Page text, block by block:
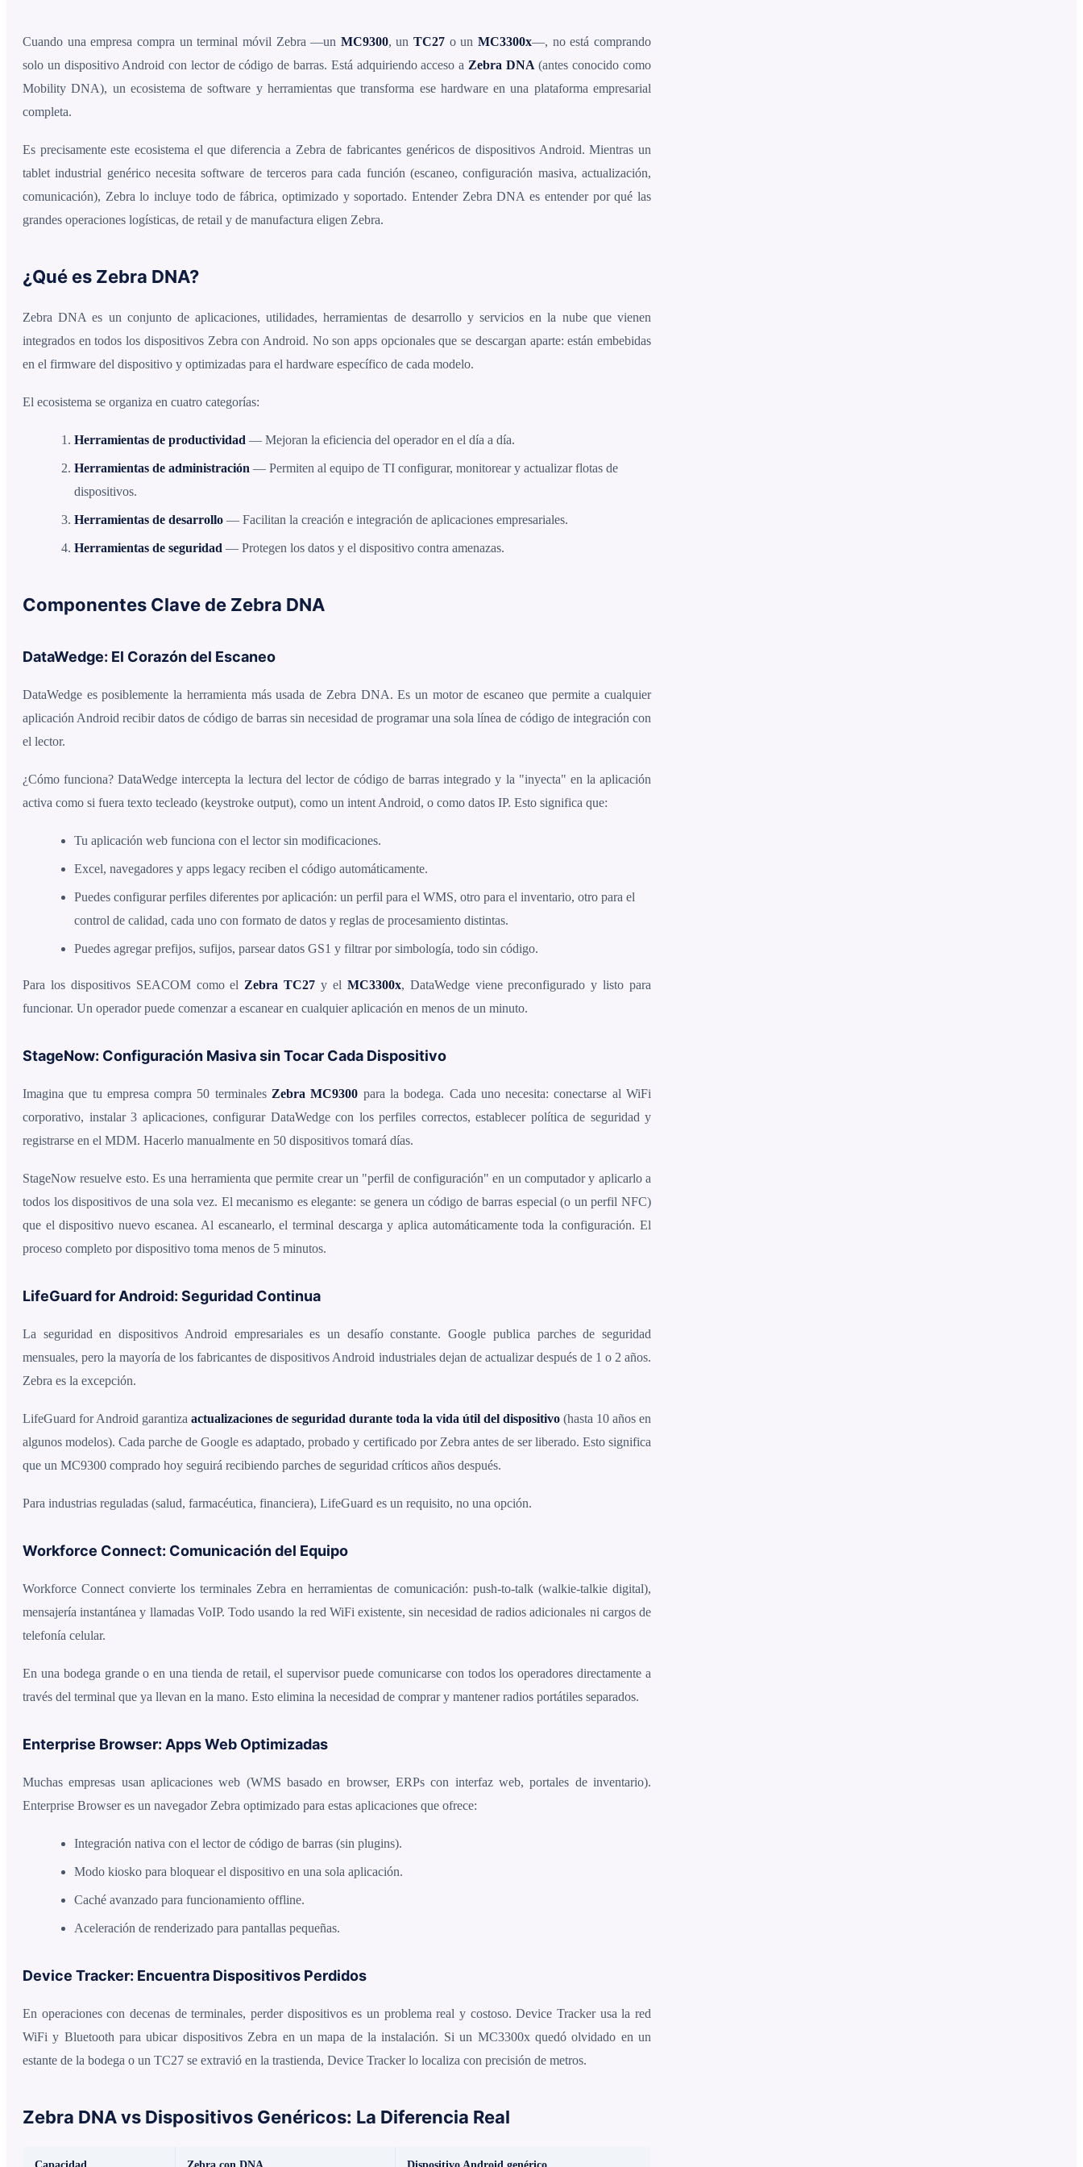
Cuando una empresa compra un terminal móvil Zebra —un MC9300, unTC27 o unMC3300x—, no está comprando
solo un dispositivo Android con lector de código de barras. Está adquiriendo acceso a Zebra DNA (antes conocido como
Mobility DNA), un ecosistema de software y herramientas que transforma ese hardware en una plataforma empresarial
completa.
Es precisamente este ecosistema el que diferencia a Zebra de fabricantes genéricos de dispositivos Android. Mientras un
tablet industrial genérico necesita software de terceros para cada función (escaneo, configuración masiva, actualización,
comunicación), Zebra lo incluye todo de fábrica, optimizado y soportado. Entender Zebra DNA es entender por qué las
grandes operaciones logísticas, de retail y de manufactura eligen Zebra.
¿Qué es Zebra DNA?
Zebra DNA es un conjunto de aplicaciones, utilidades, herramientas de desarrollo y servicios en la nube que vienen
integrados en todos los dispositivos Zebra con Android. No son apps opcionales que se descargan aparte: están embebidas
en el firmware del dispositivo y optimizadas para el hardware específico de cada modelo.
El ecosistema se organiza en cuatro categorías:
Herramientas de productividad — Mejoran la eficiencia del operador en el día a día.
Herramientas de administración — Permiten al equipo de TI configurar, monitorear y actualizar flotas de
dispositivos.
Herramientas de desarrollo — Facilitan la creación e integración de aplicaciones empresariales.
Herramientas de seguridad — Protegen los datos y el dispositivo contra amenazas.
Componentes Clave de Zebra DNA
DataWedge: El Corazón del Escaneo
DataWedge es posiblemente la herramienta más usada de Zebra DNA. Es un motor de escaneo que permite a cualquier
aplicación Android recibir datos de código de barras sin necesidad de programar una sola línea de código de integración con
el lector.
¿Cómo funciona? DataWedge intercepta la lectura del lector de código de barras integrado y la "inyecta" en la aplicación
activa como si fuera texto tecleado (keystroke output), como un intent Android, o como datos IP. Esto significa que:
Tu aplicación web funciona con el lector sin modificaciones.
Excel, navegadores y apps legacy reciben el código automáticamente.
Puedes configurar perfiles diferentes por aplicación: un perfil para el WMS, otro para el inventario, otro para el
control de calidad, cada uno con formato de datos y reglas de procesamiento distintas.
Puedes agregar prefijos, sufijos, parsear datos GS1 y filtrar por simbología, todo sin código.
Para los dispositivos SEACOM como el Zebra TC27 y el MC3300x, DataWedge viene preconfigurado y listo para
funcionar. Un operador puede comenzar a escanear en cualquier aplicación en menos de un minuto.
StageNow: Configuración Masiva sin Tocar Cada Dispositivo
Imagina que tu empresa compra 50 terminales Zebra MC9300 para la bodega. Cada uno necesita: conectarse al WiFi
corporativo, instalar 3 aplicaciones, configurar DataWedge con los perfiles correctos, establecer política de seguridad y
registrarse en el MDM. Hacerlo manualmente en 50 dispositivos tomará días.
StageNow resuelve esto. Es una herramienta que permite crear un "perfil de configuración" en un computador y aplicarlo a
todos los dispositivos de una sola vez. El mecanismo es elegante: se genera un código de barras especial (o un perfil NFC)
que el dispositivo nuevo escanea. Al escanearlo, el terminal descarga y aplica automáticamente toda la configuración. El
proceso completo por dispositivo toma menos de 5 minutos.
LifeGuard for Android: Seguridad Continua
La seguridad en dispositivos Android empresariales es un desafío constante. Google publica parches de seguridad
mensuales, pero la mayoría de los fabricantes de dispositivos Android industriales dejan de actualizar después de 1 o 2 años.
Zebra es la excepción.
LifeGuard for Android garantiza actualizaciones de seguridad durante toda la vida útil del dispositivo (hasta 10 años en
algunos modelos). Cada parche de Google es adaptado, probado y certificado por Zebra antes de ser liberado. Esto significa
que un MC9300 comprado hoy seguirá recibiendo parches de seguridad críticos años después.
Para industrias reguladas (salud, farmacéutica, financiera), LifeGuard es un requisito, no una opción.
Workforce Connect: Comunicación del Equipo
Workforce Connect convierte los terminales Zebra en herramientas de comunicación: push-to-talk (walkie-talkie digital),
mensajería instantánea y llamadas VoIP. Todo usando la red WiFi existente, sin necesidad de radios adicionales ni cargos de
telefonía celular.
En una bodega grande o en una tienda de retail, el supervisor puede comunicarse con todos los operadores directamente a
través del terminal que ya llevan en la mano. Esto elimina la necesidad de comprar y mantener radios portátiles separados.
Enterprise Browser: Apps Web Optimizadas
Muchas empresas usan aplicaciones web (WMS basado en browser, ERPs con interfaz web, portales de inventario).
Enterprise Browser es un navegador Zebra optimizado para estas aplicaciones que ofrece:
Integración nativa con el lector de código de barras (sin plugins).
Modo kiosko para bloquear el dispositivo en una sola aplicación.
Caché avanzado para funcionamiento offline.
Aceleración de renderizado para pantallas pequeñas.
Device Tracker: Encuentra Dispositivos Perdidos
En operaciones con decenas de terminales, perder dispositivos es un problema real y costoso. Device Tracker usa la red
WiFi y Bluetooth para ubicar dispositivos Zebra en un mapa de la instalación. Si un MC3300x quedó olvidado en un
estante de la bodega o un TC27 se extravió en la trastienda, Device Tracker lo localiza con precisión de metros.
Zebra DNA vs Dispositivos Genéricos: La Diferencia Real